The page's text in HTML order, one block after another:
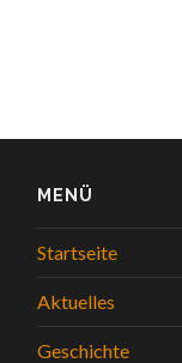
MENÜ
Startseite
Aktuelles
Geschichte